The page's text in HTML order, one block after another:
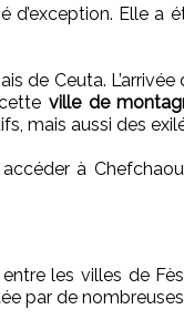
d’exception. Elle a
de Ceuta. L’arrivée
ville de
mais aussi des
à
les villes de
par de